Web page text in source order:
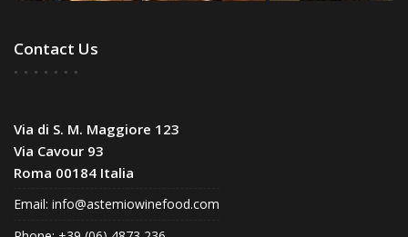
Contact Us
Via di S. M. Maggiore 123
Via Cavour 93
Roma 00184 Italia
Email: info@astemiowinefood.com